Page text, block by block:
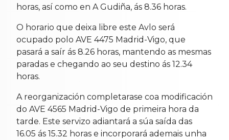
horas, así como en A Gudiña, ás 8.36 horas.
O horario que deixa libre este Avlo será
ocupado polo AVE 4475 Madrid-Vigo, que
pasará a saír ás 8.26 horas, mantendo as mesmas
paradas e chegando ao seu destino ás 12.34
horas.
A reorganización completarase coa modificación
do AVE 4565 Madrid-Vigo de primeira hora da
tarde. Este servizo adiantará a súa saída das
16.05 ás 15.32 horas e incorporará ademais unha